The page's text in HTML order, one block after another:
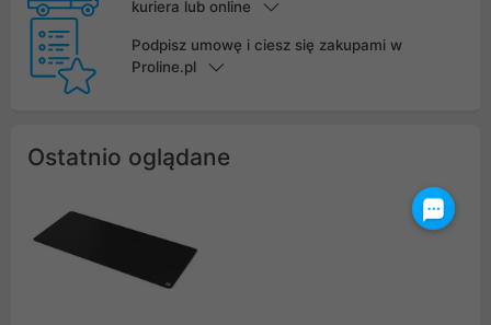
kuriera lub online
Podpisz umowę i ciesz się zakupami w
Proline.pl
Ostatnio oglądane